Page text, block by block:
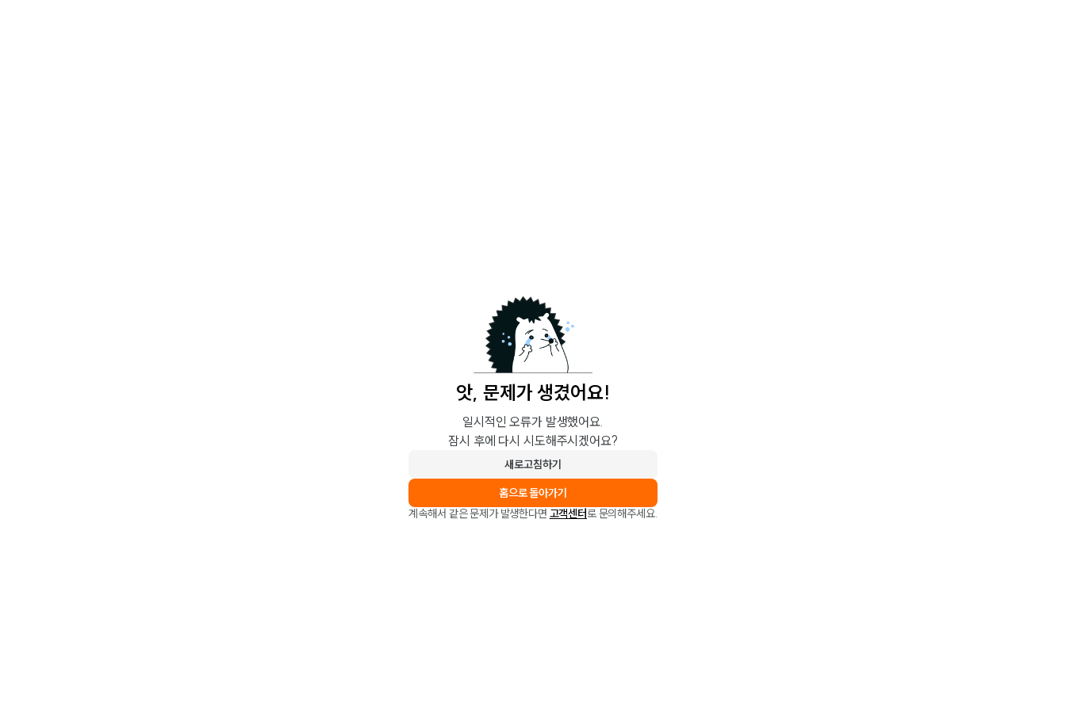
앗, 문제가 생겼어요!
일시적인 오류가 발생했어요.
잠시 후에 다시 시도해주시겠어요?
새로고침하기
홈으로 돌아가기
계속해서 같은 문제가 발생한다면 고객센터로 문의해주세요.